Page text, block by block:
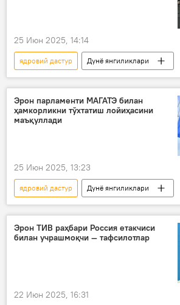
25 Июн 2025, 14:14
ядровий дастур
Дунё янгиликлари
Дунёда
Исроил
Эрон
АҚШ
ядросиз дунё олимлар
Эрон парламенти МАГАТЭ билан
ҳамкорликни тўхтатиш лойиҳасини
маъқуллади
25 Июн 2025, 13:23
ядровий дастур
Дунё янгиликлари
Дунёда
Эрон
депутат
МАГАТЭ
Эрон ТИВ раҳбари Россия етакчиси
билан учрашмоқчи — тафсилотлар
22 Июн 2025, 16:31